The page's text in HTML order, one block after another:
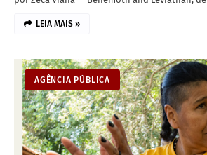
LEIA MAIS »
AGÊNCIA PÚBLICA